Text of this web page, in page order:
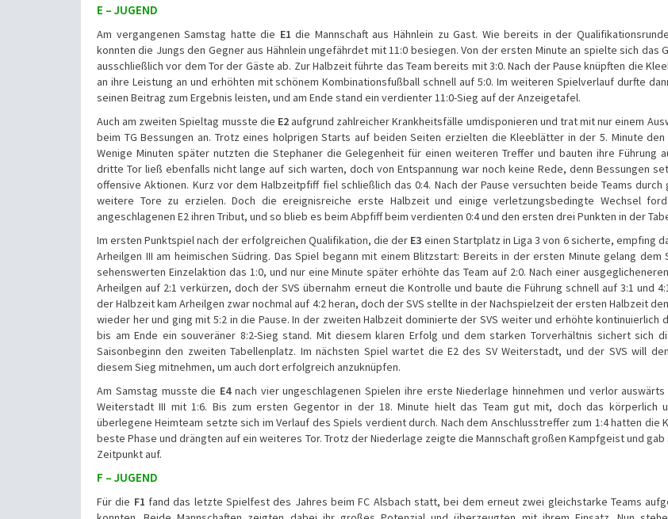
E – JUGEND
Am vergangenen Samstag hatte die E1 die Mannschaft aus Hähnlein zu Gast. Wie bereits in der
konnten die Jungs den Gegner aus Hähnlein ungefährdet mit 11:0 besiegen. Von der ersten Minute an spielte sich das
ausschließlich vor dem Tor der Gäste ab. Zur Halbzeit führte das Team bereits mit 3:0. Nach der Pause knüpften die
an ihre Leistung an und erhöhten mit schönem Kombinationsfußball schnell auf 5:0. Im weiteren Spielverlauf durfte
seinen Beitrag zum Ergebnis leisten, und am Ende stand ein verdienter 11:0-Sieg auf der Anzeigetafel.
Auch am zweiten Spieltag musste die E2aufgrund zahlreicher Krankheitsfälle umdisponieren und trat mit nur einem
beim TG Bessungen an. Trotz eines holprigen Starts auf beiden Seiten erzielten die Kleeblätter in der 5. Minute
Wenige Minuten später nutzten die Stephaner die Gelegenheit für einen weiteren Treffer und bauten ihre Führung
dritte Tor ließ ebenfalls nicht lange auf sich warten, doch von Entspannung war noch keine Rede, denn Bessungen
offensive Aktionen. Kurz vor dem Halbzeitpfiff fiel schließlich das 0:4. Nach der Pause versuchten beide Teams durch
weitere Tore zu erzielen. Doch die ereignisreiche erste Halbzeit und einige verletzungsbedingte Wechsel
angeschlagenen E2 ihren Tribut, und so blieb es beim Abpfiff beim verdienten 0:4 und den ersten drei Punkten in der
Im ersten Punktspiel nach der erfolgreichen Qualifikation, die der E3 einen Startplatz in Liga 3 von 6 sicherte, empfing
Arheilgen III am heimischen Südring. Das Spiel begann mit einem Blitzstart: Bereits in der ersten Minute gelang dem
sehenswerten Einzelaktion das 1:0, und nur eine Minute später erhöhte das Team auf 2:0. Nach einer
Arheilgen auf 2:1 verkürzen, doch der SVS übernahm erneut die Kontrolle und baute die Führung schnell auf 3:1 und
der Halbzeit kam Arheilgen zwar nochmal auf 4:2 heran, doch der SVS stellte in der Nachspielzeit der ersten Halbzeit
wieder her und ging mit 5:2 in die Pause. In der zweiten Halbzeit dominierte der SVS weiter und erhöhte kontinuierlich
bis am Ende ein souveräner 8:2-Sieg stand. Mit diesem klaren Erfolg und dem starken Torverhältnis sichert sich
Saisonbeginn den zweiten Tabellenplatz. Im nächsten Spiel wartet die E2 des SV Weiterstadt, und der SVS will
diesem Sieg mitnehmen, um auch dort erfolgreich anzuknüpfen.
Am Samstag musste die E4nach vier ungeschlagenen Spielen ihre erste Niederlage hinnehmen und verlor auswärts
Weiterstadt III mit 1:6. Bis zum ersten Gegentor in der 18. Minute hielt das Team gut mit, doch das körperlich
überlegene Heimteam setzte sich im Verlauf des Spiels verdient durch. Nach dem Anschlusstreffer zum 1:4 hatten die
beste Phase und drängten auf ein weiteres Tor. Trotz der Niederlage zeigte die Mannschaft großen Kampfgeist und gab
Zeitpunkt auf.
F – JUGEND
Für die F1 fand das letzte Spielfest des Jahres beim FC Alsbach statt, bei dem erneut zwei gleichstarke Teams